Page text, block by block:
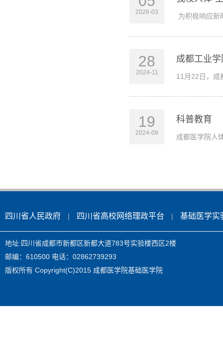
2026-03 为积极响应
28
2024-11
成都工业
11月22日，成
19
2024-09
科普教育
成都医学院人
四川省人民政府 | 四川省高校网络理政平台 | 基础医学实
地址:四川省成都市新都区新都大道783号实验楼西区2楼
邮编：610500 电话：02862739293
版权所有 Copyright(C)2015 成都医学院基础医学院